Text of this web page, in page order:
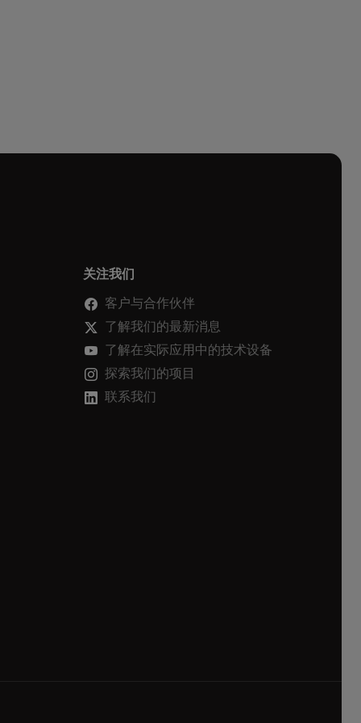
关注我们
客户与合作伙伴
了解我们的最新消息
了解在实际应用中的技术设备
探索我们的项目
联系我们